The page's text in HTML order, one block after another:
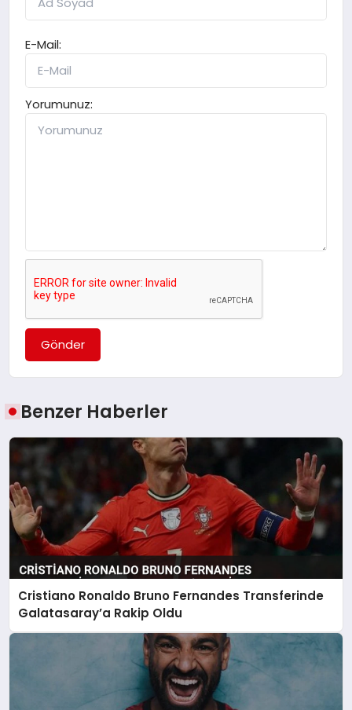
E-Mail:
Yorumunuz:
Gönder
Benzer Haberler
Cristiano Ronaldo Bruno Fernandes Transferinde
Galatasaray’a Rakip Oldu